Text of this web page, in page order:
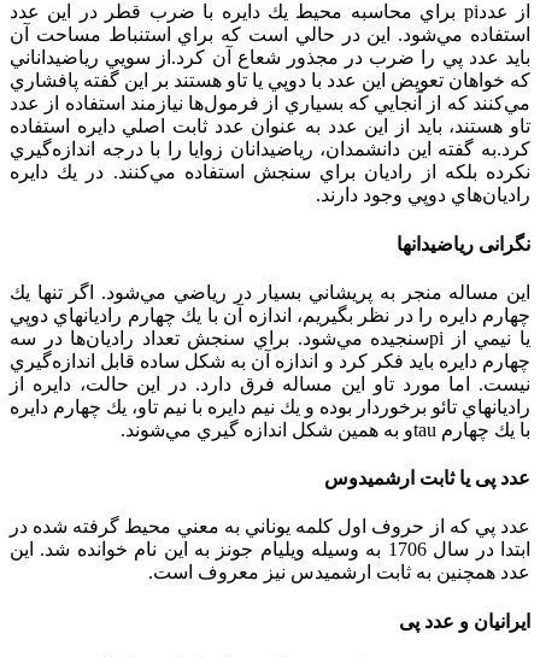
از عددpi براي محاسبه محيط يك دايره با ضرب قطر در اين عدد
استفاده مي‌شود. اين در حالي است كه براي استنباط مساحت آن
بايد عدد پي را ضرب در مجذور شعاع آن كرد.از سويي رياضيداناني
كه خواهان تعويض اين عدد با دوپي يا تاو هستند بر اين گفته پافشاري
مي‌كنند كه از آنجايي كه بسياري از فرمول‌ها نيازمند استفاده از عدد
تاو هستند، بايد از اين عدد به عنوان عدد ثابت اصلي دايره استفاده
كرد.به گفته اين دانشمدان، رياضيدانان زوايا را با درجه اندازه‌گيري
نكرده بلكه از راديان براي سنجش استفاده مي‌كنند. در يك دايره
راديان‌هاي دوپي وجود دارند.
نگرانی ریاضیدانها
اين مساله منجر به پريشاني بسيار در رياضي مي‌شود. اگر تنها يك
چهارم دايره را در نظر بگيريم، اندازه آن با يك چهارم راديا‌نهاي دوپي
يا نيمي از piسنجيده مي‌شود. براي سنجش تعداد راديان‌ها در سه
چهارم دايره بايد فكر كرد و اندازه آن به شكل ساده قابل اندازه‌گيري
نيست. اما مورد تاو اين مساله فرق دارد. در اين حالت، دايره از
راديانهاي تائو برخوردار بوده و يك نيم دايره با نيم تاو، يك چهارم دايره
با يك چهارم tauو به همين شكل اندازه گيري مي‌شوند.
عدد پی یا ثابت ارشمیدوس
عدد پي كه از حروف اول كلمه يوناني به معني محيط گرفته شده در
ابتدا در سال 1706 به وسيله ويليام جونز به اين نام خوانده شد. این
عدد همچنين به ثابت ارشميدس نيز معروف است.
ایرانیان و عدد پی